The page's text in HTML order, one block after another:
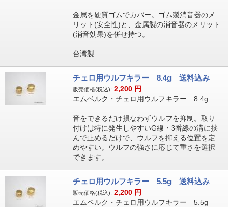
金属を硬質ゴムでカバー。ゴム製消音器のメ
リット(安全性)と、金属製の消音器のメリット
(消音効果)を併せ持つ。
台湾製
チェロ用ウルフキラー 8.4g 送料込み
販売価格(税込): 2,200 円
エムベルク・チェロ用ウルフキラー 8.4g
音をできるだけ損なわずウルフを抑制。取り
付けは特に発生しやすいG線・3番線の溝に挟
んで止めるだけで、ウルフを抑える位置を定
めやすい。ウルフの強さに応じて重さを選択
できます。
チェロ用ウルフキラー 5.5g 送料込み
販売価格(税込): 2,200 円
エムベルク・チェロ用ウルフキラー 5.5g